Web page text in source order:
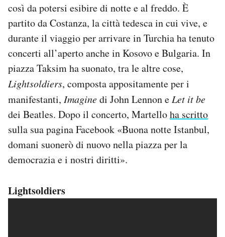
così da potersi esibire di notte e al freddo. È
partito da Costanza, la città tedesca in cui vive, e
durante il viaggio per arrivare in Turchia ha tenuto
concerti all’aperto anche in Kosovo e Bulgaria. In
piazza Taksim ha suonato, tra le altre cose,
Lightsoldiers, composta appositamente per i
manifestanti, Imaginedi John Lennon e Let it be
dei Beatles. Dopo il concerto, Martelloha scritto
sulla sua pagina Facebook «Buona notte Istanbul,
domani suonerò di nuovo nella piazza per la
democrazia e i nostri diritti».
Lightsoldiers